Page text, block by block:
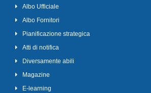
Albo Ufficiale
Albo Fornitori
Pianificazione strategica
Atti di notifica
Diversamente abili
Magazine
E-learning